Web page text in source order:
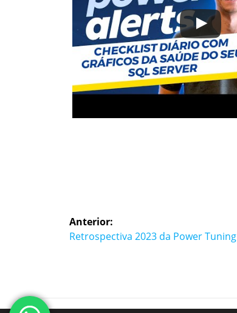
de
Anterior:
Post
Retrospectiva 2023 da Power Tuning